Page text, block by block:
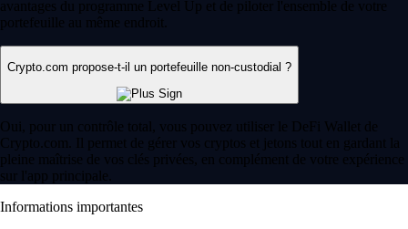
avantages du programme Level Up et de piloter l'ensemble de votre
portefeuille au même endroit.
Crypto.com propose-t-il un portefeuille non-custodial ?
Oui, pour un contrôle total, vous pouvez utiliser le DeFi Wallet de
Crypto.com. Il permet de gérer vos cryptos et jetons tout en gardant la
pleine maîtrise de vos clés privées, en complément de votre expérience
sur l'app principale.
Informations importantes